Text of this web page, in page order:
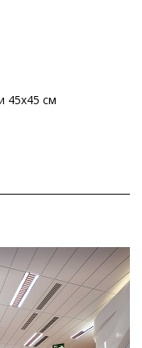
45х45 см